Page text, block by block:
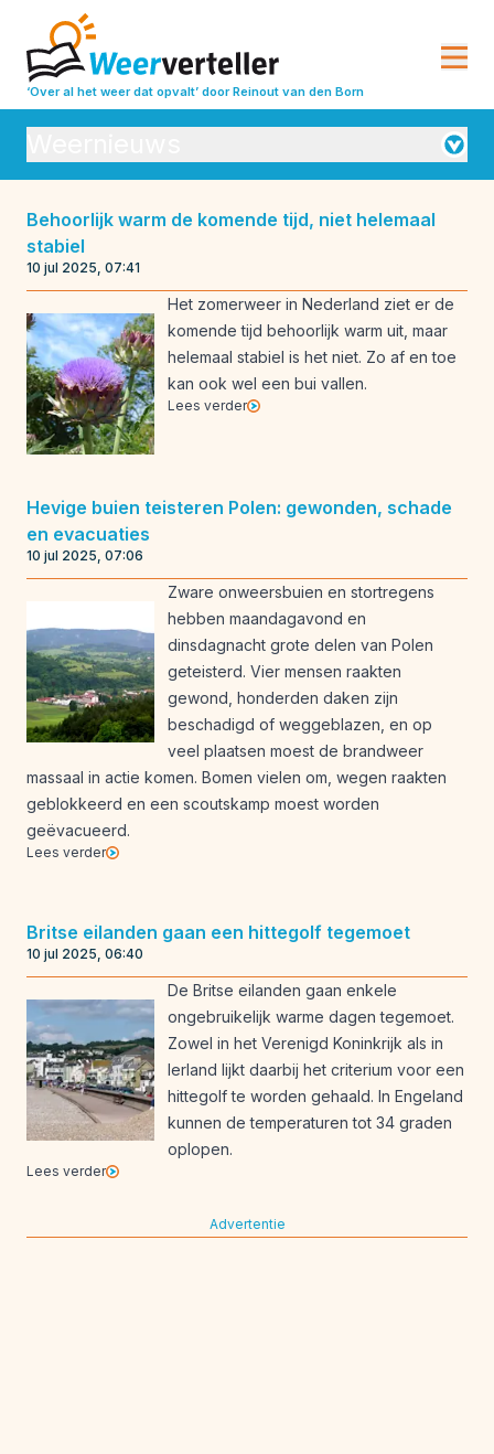
‘Over al het weer dat opvalt’ door Reinout van den Born
Seizoensverwachtingen
Weeranalyse
Weerbeleving
Weeroverzichten
Weerrecords
Weersverwachting
Weeruitleg
Weerverleden
Behoorlijk warm de komende tijd, niet helemaal
stabiel
10 jul 2025, 07:41
Het zomerweer in Nederland ziet er de
komende tijd behoorlijk warm uit, maar
helemaal stabiel is het niet. Zo af en toe
kan ook wel een bui vallen.
Lees verder
Hevige buien teisteren Polen: gewonden, schade
en evacuaties
10 jul 2025, 07:06
Zware onweersbuien en stortregens
hebben maandagavond en
dinsdagnacht grote delen van Polen
geteisterd. Vier mensen raakten
gewond, honderden daken zijn
beschadigd of weggeblazen, en op
veel plaatsen moest de brandweer
massaal in actie komen. Bomen vielen om, wegen raakten
geblokkeerd en een scoutskamp moest worden
geëvacueerd.
Lees verder
Britse eilanden gaan een hittegolf tegemoet
10 jul 2025, 06:40
De Britse eilanden gaan enkele
ongebruikelijk warme dagen tegemoet.
Zowel in het Verenigd Koninkrijk als in
Ierland lijkt daarbij het criterium voor een
hittegolf te worden gehaald. In Engeland
kunnen de temperaturen tot 34 graden
oplopen.
Lees verder
Advertentie